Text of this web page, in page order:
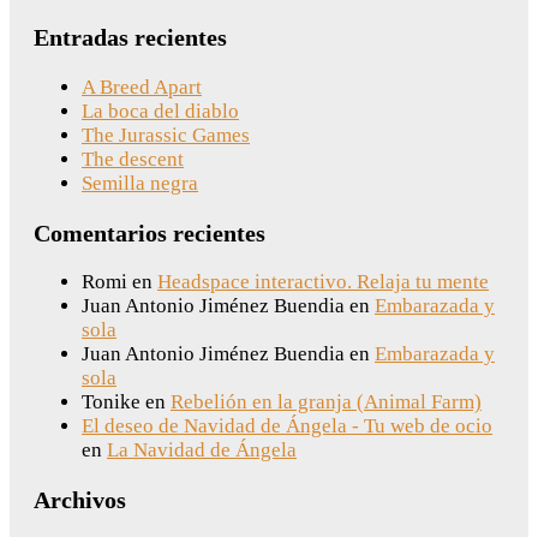
Entradas recientes
A Breed Apart
La boca del diablo
The Jurassic Games
The descent
Semilla negra
Comentarios recientes
Romi en Headspace interactivo. Relaja tu mente
Juan Antonio Jiménez Buendia en Embarazada y
sola
Juan Antonio Jiménez Buendia en Embarazada y
sola
Tonike en Rebelión en la granja (Animal Farm)
El deseo de Navidad de Ángela - Tu web de ocio
en La Navidad de Ángela
Archivos